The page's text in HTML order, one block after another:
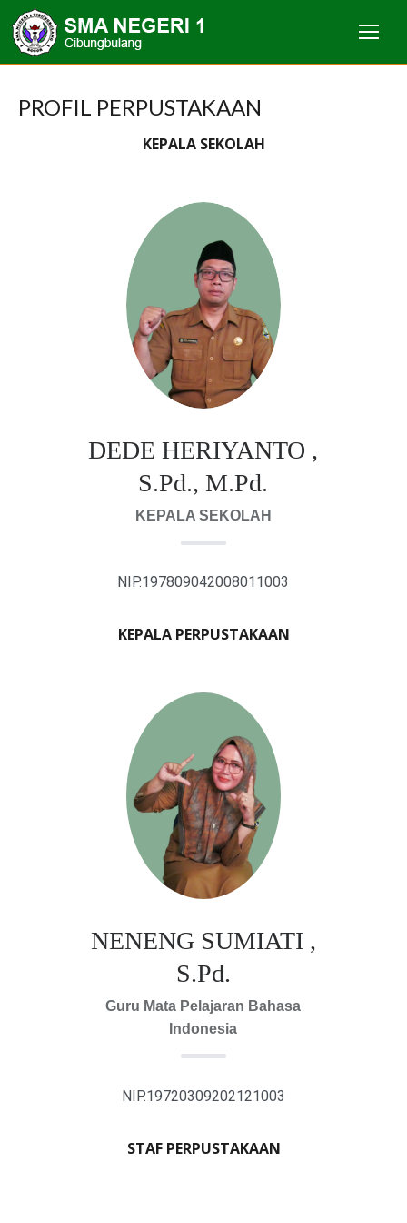
PROFIL PERPUSTAKAAN
KEPALA SEKOLAH
DEDE HERIYANTO ,
S.Pd., M.Pd.
KEPALA SEKOLAH
NIP.197809042008011003
KEPALA PERPUSTAKAAN
NENENG SUMIATI ,
S.Pd.
Guru Mata Pelajaran Bahasa
Indonesia
NIP.19720309202121003
STAF PERPUSTAKAAN